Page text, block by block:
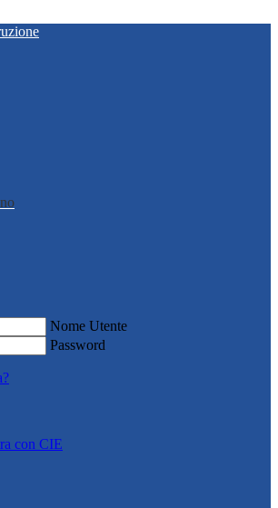
Nome Utente
Password
con CIE